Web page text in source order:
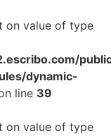
on value of type
dynamic-
line 39
on value of type